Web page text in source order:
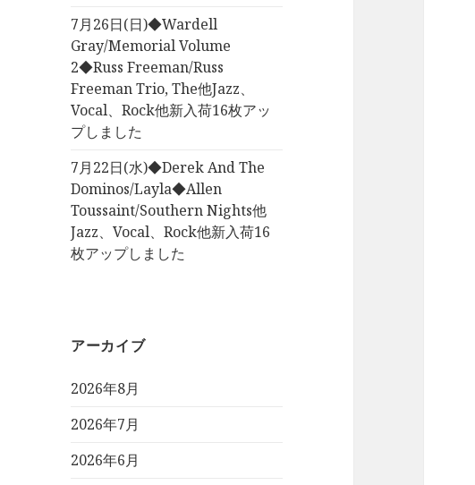
7月26日(日)◆Wardell
Gray/Memorial Volume
2◆Russ Freeman/Russ
Freeman Trio, The他Jazz、
Vocal、Rock他新入荷16枚アッ
プしました
7月22日(水)◆Derek And The
Dominos/Layla◆Allen
Toussaint/Southern Nights他
Jazz、Vocal、Rock他新入荷16
枚アップしました
アーカイブ
2026年8月
2026年7月
2026年6月